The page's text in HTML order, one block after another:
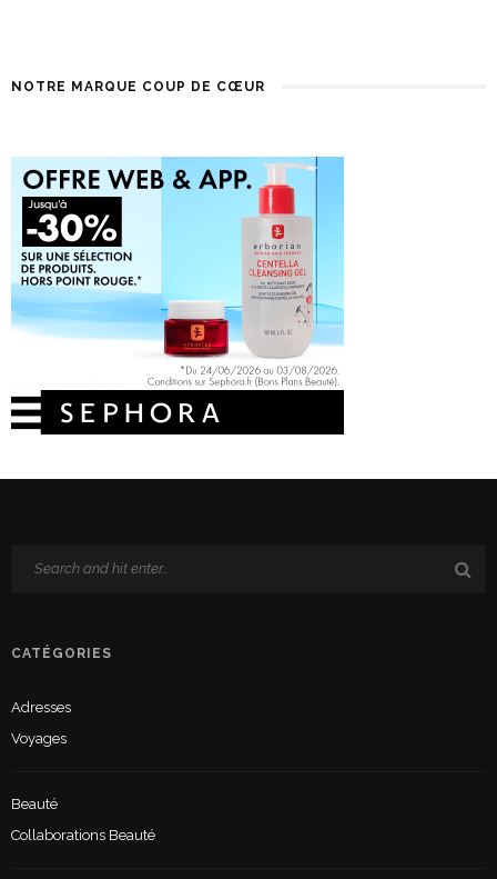
NOTRE MARQUE COUP DE CŒUR
CATÉGORIES
Adresses
Voyages
Beauté
Collaborations Beauté